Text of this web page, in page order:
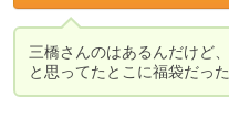
三橋さんのはあるんだけど
と思ってたとこに福袋だっ